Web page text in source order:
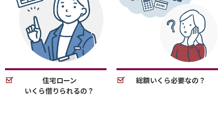
住宅ローン
いくら借りられるの？
総額いくら必要なの？